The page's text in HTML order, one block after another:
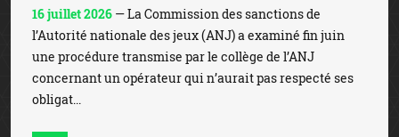
16 juillet 2026 — La Commission des sanctions de
l’Autorité nationale des jeux (ANJ) a examiné fin juin
une procédure transmise par le collège de l’ANJ
concernant un opérateur qui n’aurait pas respecté ses
obligat...